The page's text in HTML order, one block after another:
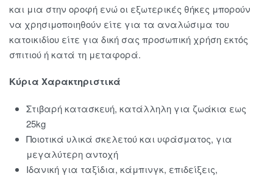
και μια στην οροφή ενώ οι εξωτερικές θήκες μπορούν
να χρησιμοποιηθούν είτε για τα αναλώσιμα του
κατοικιδίου είτε για δική σας προσωπική χρήση εκτός
σπιτιού ή κατά τη μεταφορά.
Κύρια Χαρακτηριστικά
Στιβαρή κατασκευή, κατάλληλη για ζωάκια εως
25kg
Ποιοτικά υλικά σκελετού και υφάσματος, για
μεγαλύτερη αντοχή
Ιδανική για ταξίδια, κάμπινγκ, επιδείξεις,